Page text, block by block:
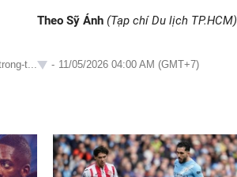
Theo Sỹ Ánh (Tạp chí Du lịch TP.HCM)
t... - 11/05/2026 04:00 AM (GMT+7)